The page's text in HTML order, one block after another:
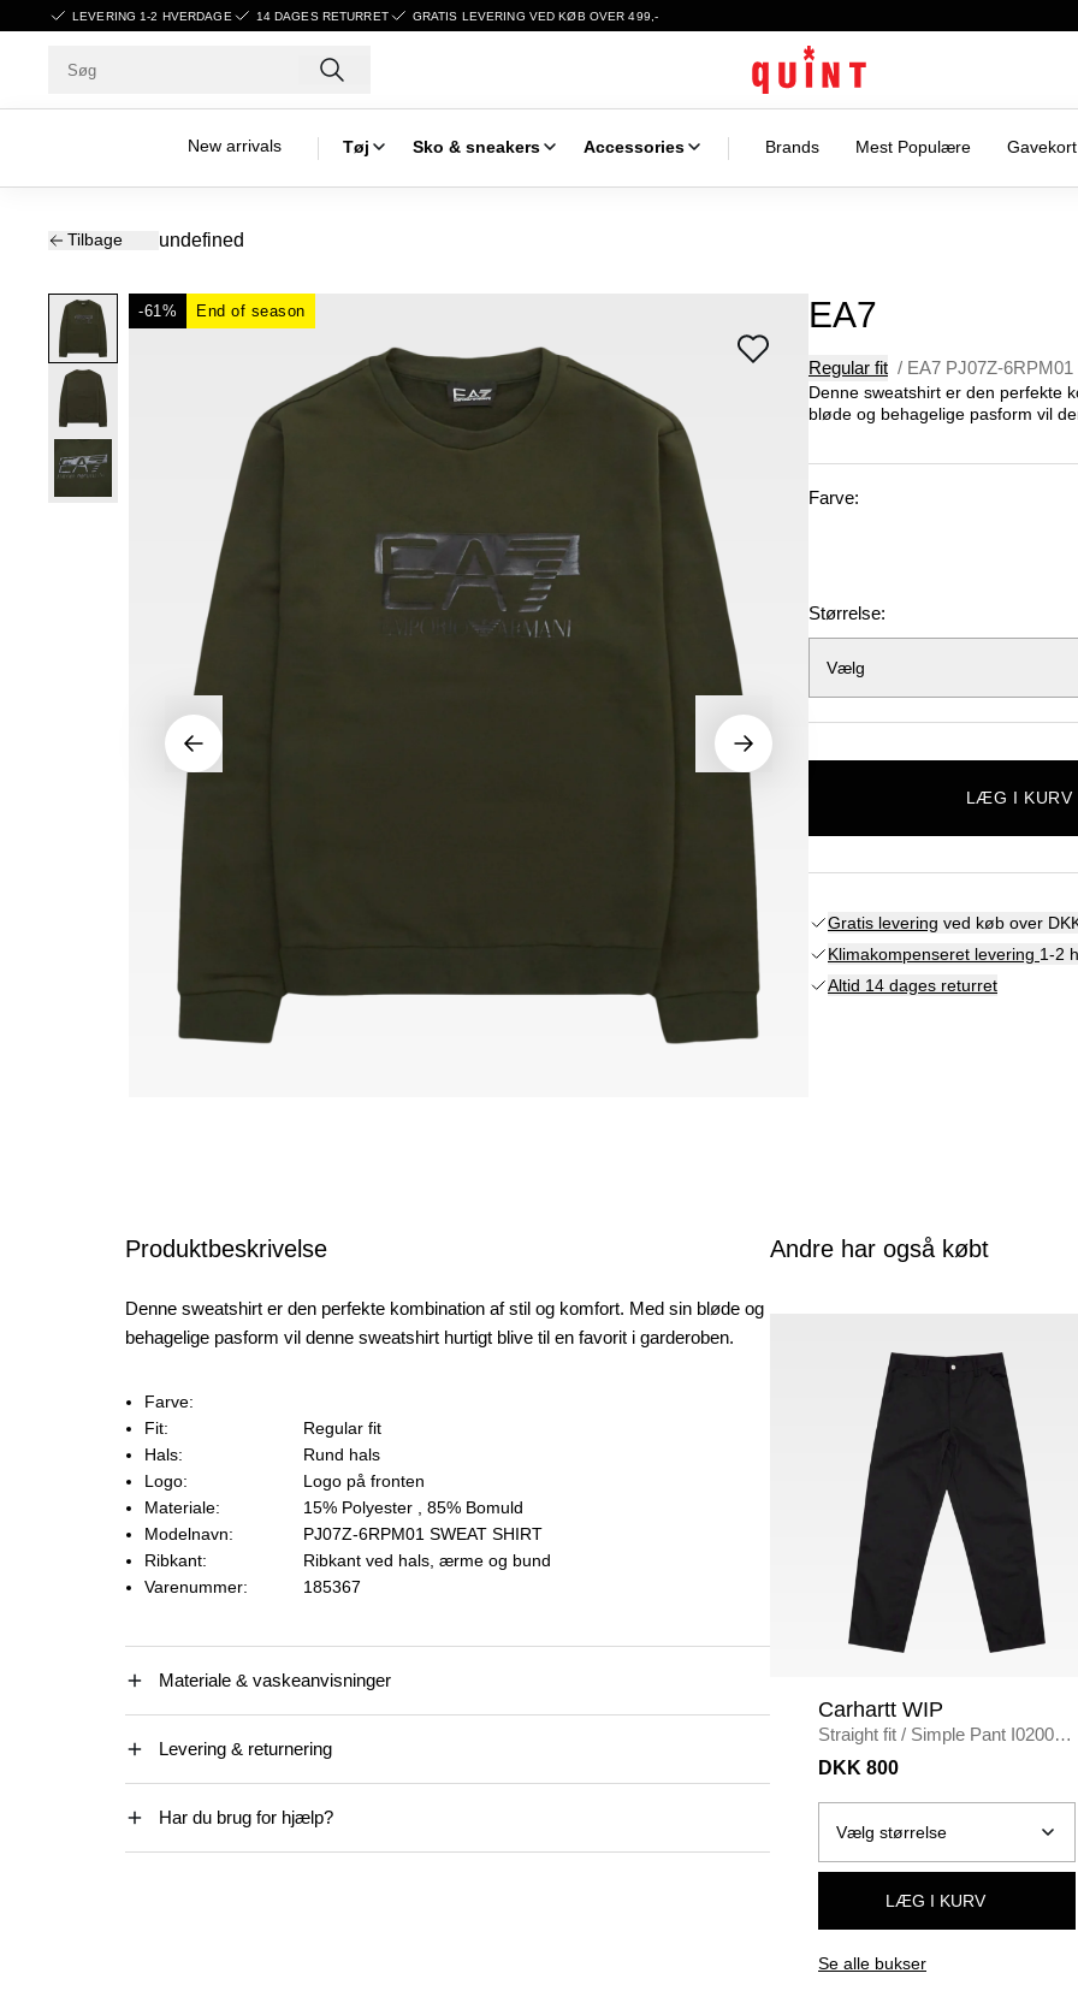
LEVERING 1-2 HVERDAGE 14 DAGES RETURRET GRATIS LEVERING VED KØB OVER 499,-
New arrivals Tøj Sko & sneakers Accessories Brands Mest Populære Gavekort
Tilbage undefined
-61% End of season EA7
Regular fit / EA7 PJ07Z-
Denne sweatshirt er den perfekte
bløde og behagelige pasform vil
Farve:
Størrelse:
Vælg
LÆG I KURV
Gratis levering ved køb over
Klimakompenseret levering 1-2
Altid 14 dages returret
Produktbeskrivelse
Denne sweatshirt er den perfekte kombination af stil og komfort. Med sin bløde og
behagelige pasform vil denne sweatshirt hurtigt blive til en favorit i garderoben.
Farve:
Fit:
Regular fit
Hals:
Rund hals
Logo:
Logo på fronten
Materiale:
15% Polyester
, 85% Bomuld
Modelnavn:
PJ07Z-6RPM01 SWEAT SHIRT
Ribkant:
Ribkant ved hals, ærme og bund
Varenummer:
185367
Materiale & vaskeanvisninger
Levering & returnering
Har du brug for hjælp?
Andre har også købt
Carhartt WIP
Straight fit / Simple Pant I020075
/ BLACK
DKK 800
LÆG I KURV
Se alle bukser